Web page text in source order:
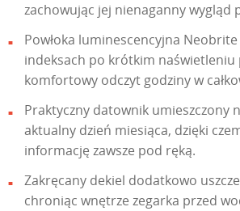
zachowując jej nienaganny wygląd
Powłoka luminescencyjna
indeksach po krótkim naświetleniu
komfortowy odczyt godziny w
Praktyczny datownik umieszczony
aktualny dzień miesiąca, dzięki
informację zawsze pod ręką.
Zakręcany dekiel dodatkowo
chroniąc wnętrze zegarka przed